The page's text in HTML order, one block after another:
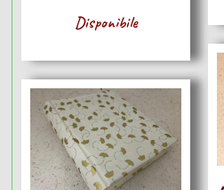
Disponibile